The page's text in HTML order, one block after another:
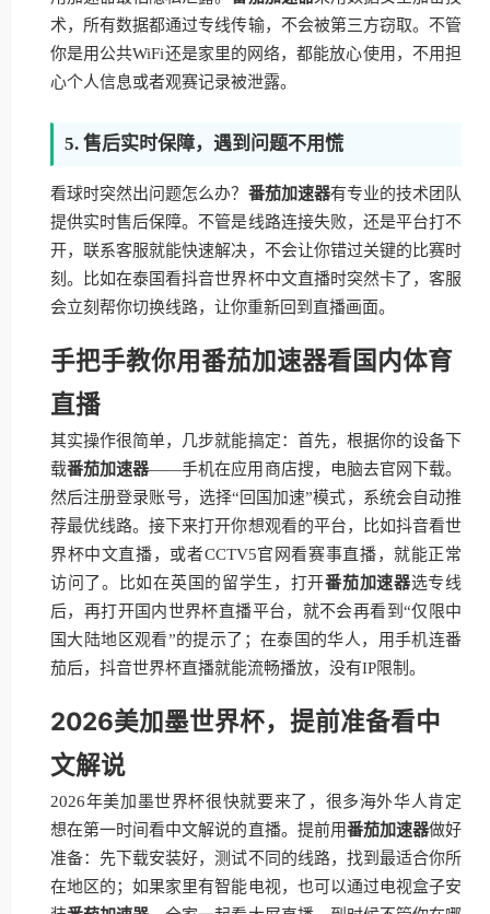
术，所有数据都通过专线传输，不会被第三方窃取。不管
你是用公共WiFi还是家里的网络，都能放心使用，不用担
心个人信息或者观赛记录被泄露。
5. 售后实时保障，遇到问题不用慌
看球时突然出问题怎么办？ 番茄加速器有专业的技术团队
提供实时售后保障。不管是线路连接失败，还是平台打不
开，联系客服就能快速解决，不会让你错过关键的比赛时
刻。比如在泰国看抖音世界杯中文直播时突然卡了，客服
会立刻帮你切换线路，让你重新回到直播画面。
手把手教你用番茄加速器看国内体育
直播
其实操作很简单，几步就能搞定：首先，根据你的设备下
载番茄加速器——手机在应用商店搜，电脑去官网下载。
然后注册登录账号，选择“回国加速”模式，系统会自动推
荐最优线路。接下来打开你想观看的平台，比如抖音看世
界杯中文直播，或者CCTV5官网看赛事直播，就能正常
访问了。比如在英国的留学生，打开番茄加速器选专线
后，再打开国内世界杯直播平台，就不会再看到“仅限中
国大陆地区观看”的提示了；在泰国的华人，用手机连番
茄后，抖音世界杯直播就能流畅播放，没有IP限制。
2026美加墨世界杯，提前准备看中
文解说
2026年美加墨世界杯很快就要来了，很多海外华人肯定
想在第一时间看中文解说的直播。提前用番茄加速器做好
准备：先下载安装好，测试不同的线路，找到最适合你所
在地区的；如果家里有智能电视，也可以通过电视盒子安